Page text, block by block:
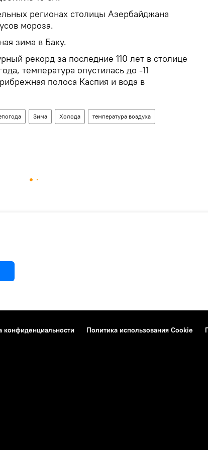
регионах столицы Азербайджана
мороза.
зима в Баку.
рекорд за последние 110 лет в столице
температура опустилась до -11
полоса Каспия и вода в
Зима Холода температура воздуха
конфиденциальности Политика использования Cookie